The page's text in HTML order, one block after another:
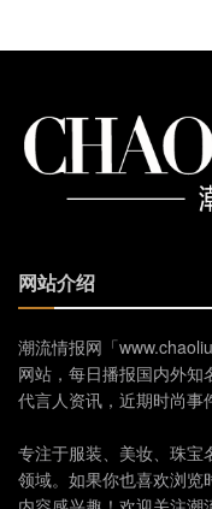
网站介绍
潮流情报网「
网站，每日播报国内外
代言人资讯，近期时尚事
专注于服装、美妆、珠宝
领域。如果你也喜欢浏览